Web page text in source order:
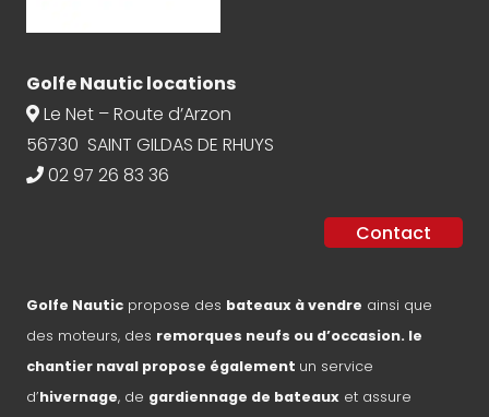
Golfe Nautic locations
Le Net – Route d’Arzon
56730 SAINT GILDAS DE RHUYS
02 97 26 83 36
Contact
Golfe Nautic propose des bateaux à vendre ainsi que
des moteurs, des remorques neufs ou d’occasion. le
chantier naval propose également un service
d’hivernage, de gardiennage de bateaux et assure